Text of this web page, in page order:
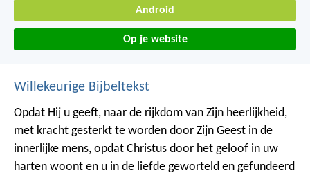
Android
Op je website
Willekeurige Bijbeltekst
Opdat Hij u geeft, naar de rijkdom van Zijn heerlijkheid,
met kracht gesterkt te worden door Zijn Geest in de
innerlijke mens, opdat Christus door het geloof in uw
harten woont en u in de liefde geworteld en gefundeerd